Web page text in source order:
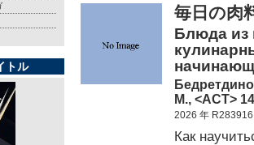
トル
毎日の
Блюда из
М., <АСТ>
2026 年 R283916
Как